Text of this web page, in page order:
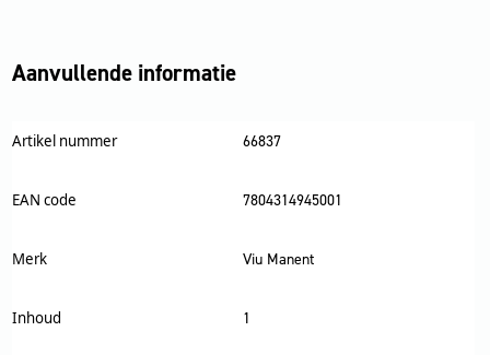
Aanvullende informatie
Artikel nummer 66837
EAN code 7804314945001
Merk Viu Manent
Inhoud 1